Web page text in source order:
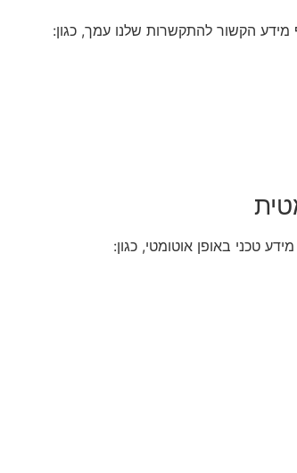
הקשור להתקשרות שלנו עמך, כגון:
טכני באופן אוטומטי, כגון: